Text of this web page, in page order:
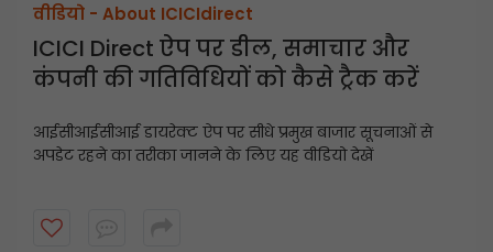
वीडियो - About ICICIdirect
ICICI Direct ऐप पर डील, समाचार और
कंपनी की गतिविधियों को कैसे ट्रैक करें
आईसीआईसीआई डायरेक्ट ऐप पर सीधे प्रमुख बाजार सूचनाओं से
अपडेट रहने का तरीका जानने के लिए यह वीडियो देखें